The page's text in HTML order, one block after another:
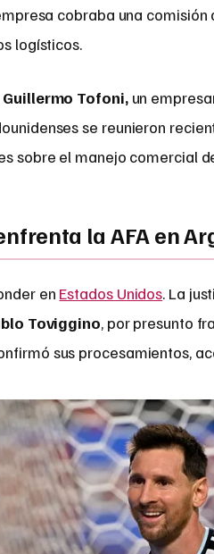
cobraba una
logísticos.
Guillermo Tofoni,un
se reunieron
sobre el manejo comercial
la AFA en
en Estados Unidos. La
Toviggino, por presunto
sus procesamientos,